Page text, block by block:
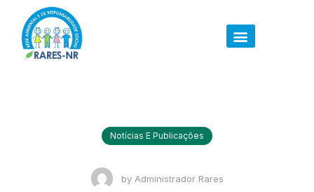
Notícias E Publicações
byAdministrador Rares